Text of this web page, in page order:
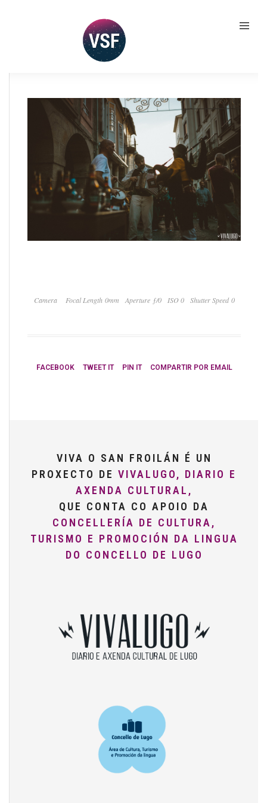
Camera Focal Length 0mm Aperture ƒ/0 ISO 0 Shutter Speed 0
FACEBOOK TWEET IT PIN IT COMPARTIR POR EMAIL
VIVA O SAN FROILÁN É UN
PROXECTO DE VIVALUGO, DIARIO E
AXENDA CULTURAL,
QUE CONTA CO APOIO DA
CONCELLERÍA DE CULTURA,
TURISMO E PROMOCIÓN DA LINGUA
DO CONCELLO DE LUGO